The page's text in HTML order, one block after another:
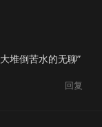
堆倒苦水的无聊”
回复